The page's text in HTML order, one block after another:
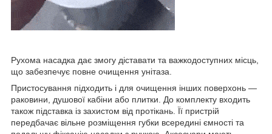
Рухома насадка дає змогу діставати та важкодоступних місць,
що забезпечує повне очищення унітаза.
Пристосування підходить і для очищення інших поверхонь —
раковини, душової кабіни або плитки. До комплекту входить
також підставка із захистом від протікань. Її пристрій
передбачає вільне розміщення губки всередині ємності та